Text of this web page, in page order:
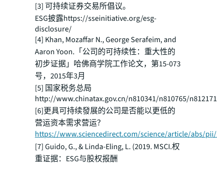
[3] 可持续证券交易所倡议。
ESG披露https://sseinitiative.org/esg-
disclosure/
[4] Khan, Mozaffar N., George Serafeim, and
Aaron Yoon.「公司的可持续性：重大性的
初步证据」哈佛商学院工作论文，第15-073
号，2015年3月
[5] 国家税务总局
http://www.chinatax.gov.cn/n810341/n810765/
[6]更具可持续發展的公司是否能以更低的
营运资本需求营运？
https://www.sciencedirect.com/science/article/abs/pii/
[7] Guido, G., & Linda-Eling, L. (2019. MSCI.权
重证据：ESG与股权报酬